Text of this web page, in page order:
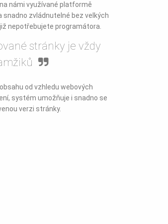
námi využívané platformě
snadno zvládnutelné bez velkých
nepotřebujete programátora.
stránky je vždy
od vzhledu webových
systém umožňuje i snadno se
verzi stránky.